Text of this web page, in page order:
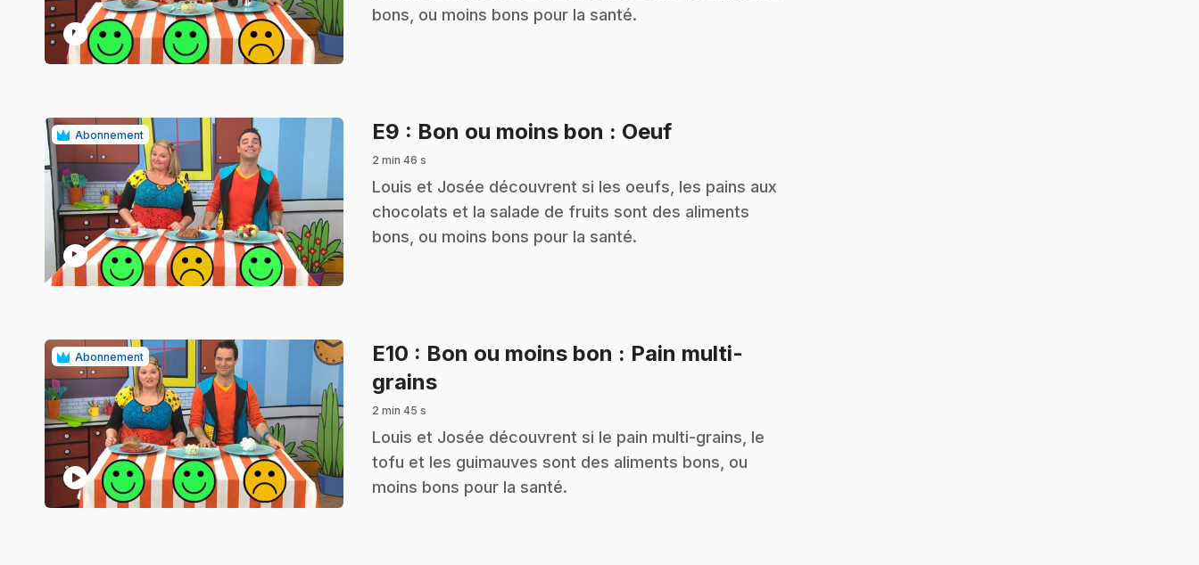
play_circle
bons, ou moins bons pour la santé.
Abonnement
play_circle
E9 : Bon ou moins bon : Oeuf.
2 min 46 s
.Louis et Josée découvrent si les oeufs, les pains aux
chocolats et la salade de fruits sont des aliments
bons, ou moins bons pour la santé.
Abonnement
play_circle
E10 : Bon ou moins bon : Pain multi-
grains.
2 min 45 s
.Louis et Josée découvrent si le pain multi-grains, le
tofu et les guimauves sont des aliments bons, ou
moins bons pour la santé.